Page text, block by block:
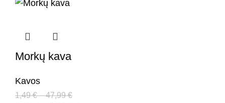
Morkų kava
Kavos
1,49€ – 47,99€